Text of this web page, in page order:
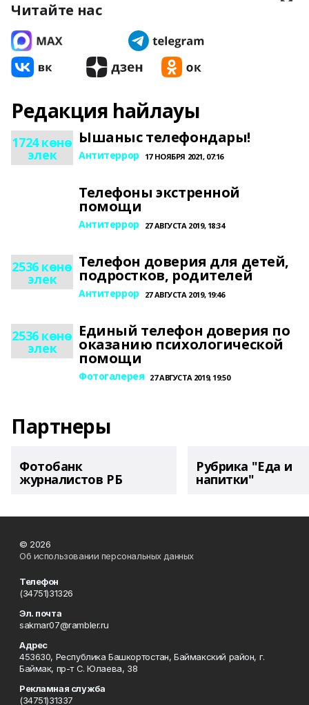
Читайте нас
Редакция һайлауы
1724 көнө
элек
Ышаныс телефондары!
Антитеррор 17 НОЯБРЯ 2021, 07:16
Телефоны экстренной
помощи
Антитеррор 27 АВГУСТА 2019, 18:34
2536 көнө
элек
Телефон доверия для детей,
подростков, родителей
Антитеррор 27 АВГУСТА 2019, 19:46
2536 көнө
элек
Единый телефон доверия по
оказанию психологической
помощи
Фотогалерея 27 АВГУСТА 2019, 19:50
Партнеры
Фотобанк
журналистов РБ
Рубрика "Еда и
напитки"
© 2026
Об использовании персональных данных
Телефон
(34751)31326
Эл. почта
sakmar07@rambler.ru
Адрес
453630, Республика Башкортостан, Баймакский район, г.
Баймак, пр-т С. Юлаева, 38
Рекламная служба
(34751)31337